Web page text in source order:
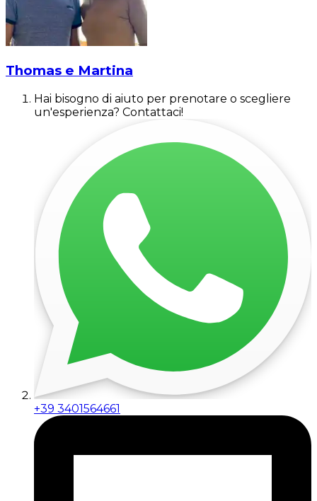
Thomas e Martina
Hai bisogno di aiuto per prenotare o scegliere
un'esperienza? Contattaci!
+39 3401564661